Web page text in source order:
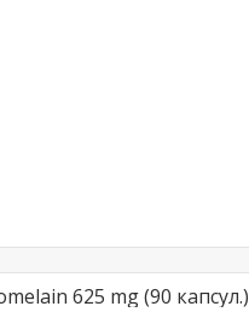
625 mg (90 капсул.)